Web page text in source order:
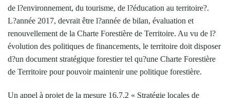
de l?environnement, du tourisme, de l?éducation au territoire?.
L?année 2017, devrait être l?année de bilan, évaluation et
renouvellement de la Charte Forestière de Territoire. Au vu de l?
évolution des politiques de financements, le territoire doit disposer
d?un document stratégique forestier tel qu?une Charte Forestière
de Territoire pour pouvoir maintenir une politique forestière.
Un appel à projet de la mesure 16.7.2 « Stratégie locales de